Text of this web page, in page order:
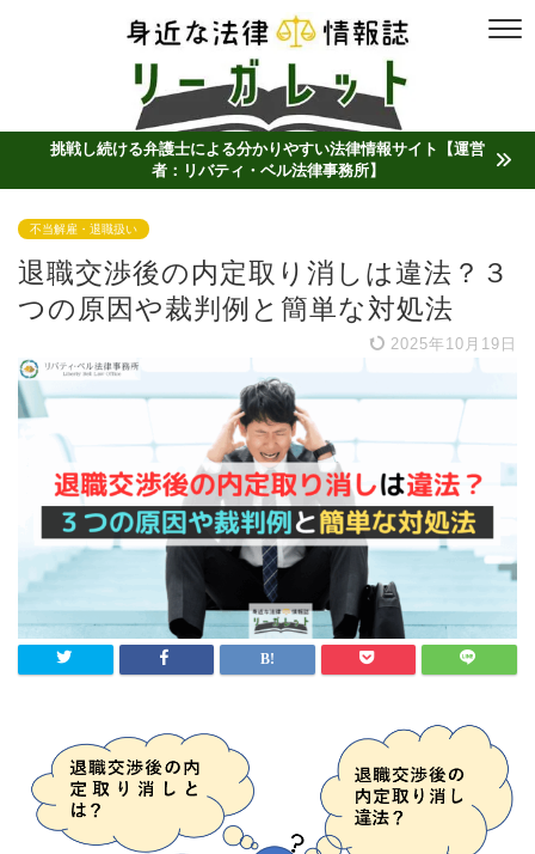
挑戦し続ける弁護士による分かりやすい法律情報サイト【運営
者：リバティ・ベル法律事務所】
不当解雇・退職扱い
退職交渉後の内定取り消しは違法？３
つの原因や裁判例と簡単な対処法
2025年10月19日